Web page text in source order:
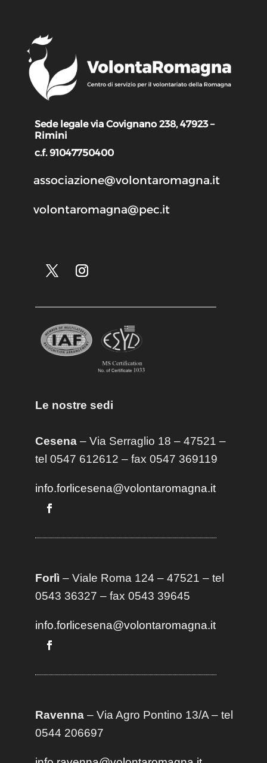
Sede legale via Covignano 238, 47923 –
Rimini
c.f. 91047750400
associazione@volontaromagna.it
volontaromagna@pec.it
Le nostre sedi
Cesena– Via Serraglio 18 – 47521 –
tel 0547 612612 – fax 0547 369119
info.forlicesena@volontaromagna.it
Forlì – Viale Roma 124 – 47521 – tel
0543 36327 – fax 0543 39645
info.forlicesena@volontaromagna.it
Ravenna– Via Agro Pontino 13/A– tel
0544 206697